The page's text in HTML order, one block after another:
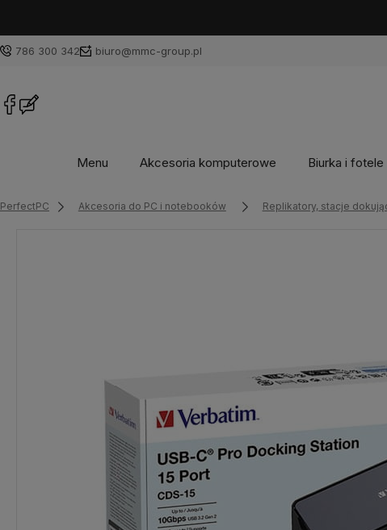
786 300 342 biuro@mmc-group.pl
Menu Akcesoria komputerowe Biurka i fotele
PerfectPC Akcesoria do PC i notebooków Replikatory, stacje